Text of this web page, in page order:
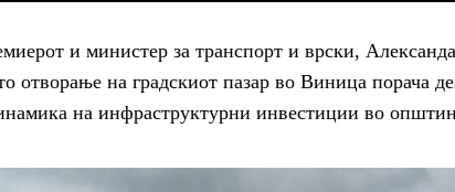
и министер за транспорт и врски,
отворање на градскиот пазар во Виница порача
на инфраструктурни инвестиции во